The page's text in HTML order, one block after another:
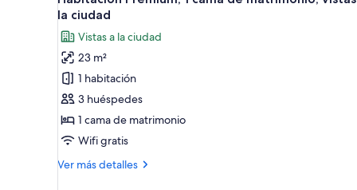
grande,
accesible
para
personas
con
discapacidad
todas
las
fotos
de
Habitación
Premium,
1
cama
matrimonio,
la ciudad
Vistas a la ciudad
23 m²
1 habitación
3 huéspedes
1 cama de matrimonio
Wifi gratis
Ver más detalles
Más